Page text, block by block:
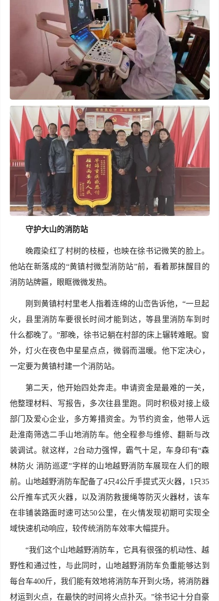
守护大山的消防站
晚霞染红了村树的枝桠，也映在徐书记微笑的脸上。
他站在新落成的“黄镇村微型消防站”前，看着那抹醒目的
消防站牌匾，眼眶微微发热。
刚到黄镇村村里老人指着连绵的山峦告诉他，“一旦起
火，县里消防车要很长时间才能到达，等县里消防车到时
什么都晚了。”那晚，徐书记躺在村部的床上辗转难眠。窗
外，灯火在夜色中星星点点，微弱而温暖。他下定决心，
一定要为黄镇村建一个消防站。
第二天，他开始四处奔走。申请资金是最难的一关，
他整理材料、写报告，多次往县里跑。同时积极对接上级
部门及爱心企业，多方筹措资金。为节约资金，他带人远
赴淮南筛选二手山地消防车。他全程参与维修、翻新与改
装调试。就这样，2台动力强悍，霸气十足，车身印有“森
林防火 消防巡逻”字样的山地越野消防车展现在人们的眼
前。山地越野消防车配备了4只4公斤手提式灭火器，1只35
公斤推车式灭火器，以及消防救援绳等防灭火器材，该车
在非铺装路面时速可达50公里，在火情发现初期可实现全
域快速机动响应，较传统消防车效率大幅提升。
“我们这个山地越野消防车，它具有很强的机动性、越
野性和通过性，与此同时，山地越野消防车负重能够达到
每台车400斤，我们能有效地将消防车开到火场，将消防器
材运到火点，在最快的时间将火点扑灭。”徐书记十分自豪